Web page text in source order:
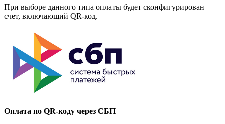
При выборе данного типа оплаты будет сконфигурирован
счет, включающий QR-код.
Оплата по QR-коду через СБП